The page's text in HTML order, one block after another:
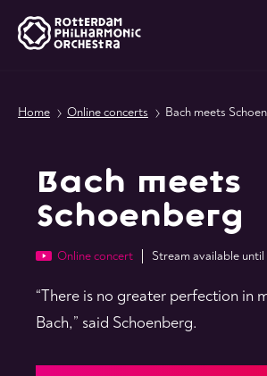
Home Online concerts Bach meets
Bach meets
Schoenberg
Online concert Stream available
“There is no greater perfection in
Bach,” said Schoenberg.